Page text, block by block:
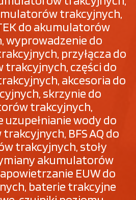
trakcyjnych,
do akumulatorów
wyprowadzenie do
przyłącza do
części do
akcesoria do
skrzynie do
trakcyjnych,
wody do
BFS AQ do
trakcyjnych, stoły
akumulatorów
EUW do
baterie trakcyjne